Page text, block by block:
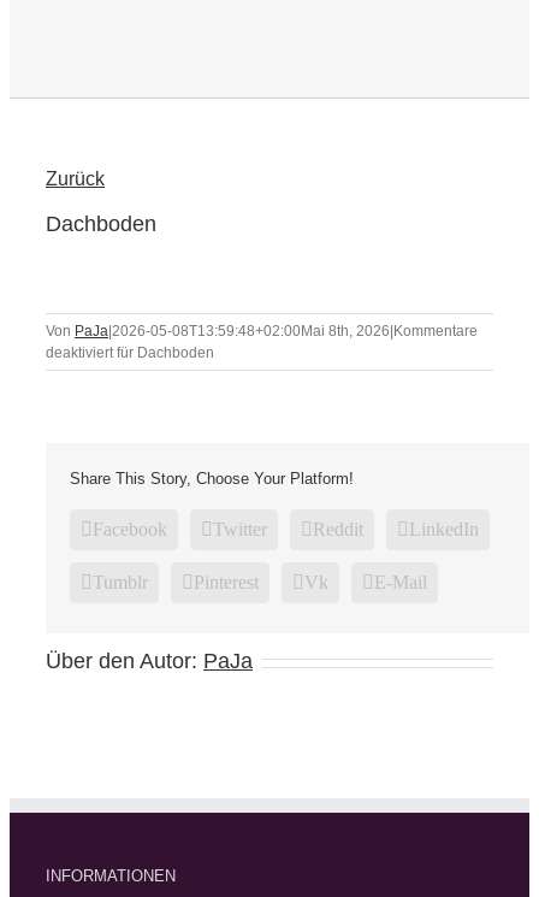
Zurück
Dachboden
Von PaJa 2026-05-08T13:59:48+02:00Mai 8th, 2026 Kommentare
deaktiviertfür Dachboden
Share This Story, Choose Your Platform!
Facebook Twitter Reddit LinkedIn
Tumblr Pinterest Vk E-Mail
Über den Autor: PaJa
INFORMATIONEN